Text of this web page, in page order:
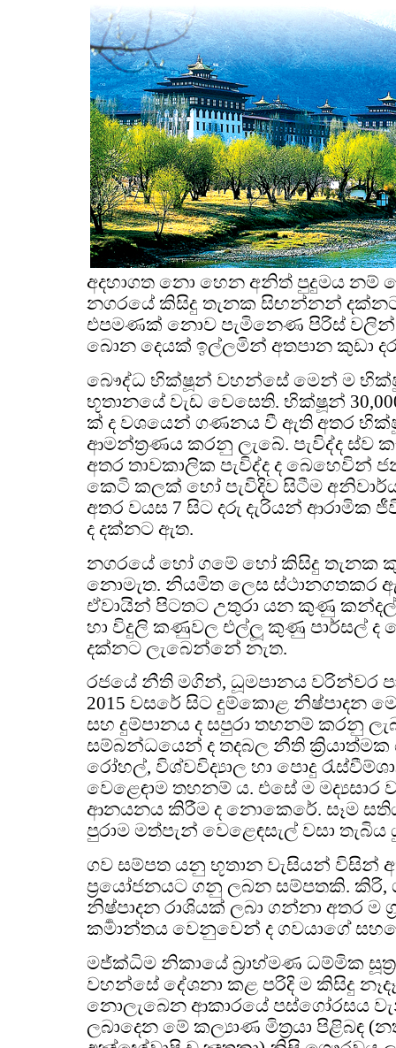
අදහාගත නො හෙන අනිත් පුදුමය නම්
නගරයේ කිසිදු තැනක සිඟන්නන්
එපමණක් නොව පැමිනෙණ පිරිස්
බොන දෙයක් ඉල්ලමින් අතපාන කුඩා දරු
බෞද්ධ භික්ෂූන් වහන්සේ මෙන් ම
භූතානයේ වැඩ වෙසෙති. භික්ෂූන්
ක් ද වශයෙන් ගණනය වී ඇති අතර
ආමන්ත්‍රණය කරනු ලැබේ. පැවිද්ද ස්ව
අතර තාවකාලික පැවිද්ද ද බෙහෙවින්
කෙටි කලක් හෝ පැවිදිව සිටීම
අතර වයස 7 සිට දරු දැරියන් ආරාමික
ද දක්නට ඇත.
නගරයේ හෝ ගමේ හෝ කිසිදු තැනක
නොමැත. නියමිත ලෙස ස්ථානගතකර
ඒවායින් පිටතට උතුරා යන කුණු කන්දල්
හා විදුලි කණුවල එල්ලූ කුණු පාර්සල් ද
දක්නට ලැබෙන්නේ නැත.
රජයේ නීති මගින්, ධූමපානය වරින්වර
2015 වසරේ සිට දුම්කොළ නිෂ්පාදන
සහ දුම්පානය ද සපුරා තහනම් කරනු
සම්බන්ධයෙන් ද තදබල නීති ක්‍රියාත්මක
රෝහල්, විශ්වවිද්‍යාල හා පොදු
වෙළෙඳාම තහනම් ය. එසේ ම මද්‍යසාර
ආනයනය කිරීම ද නොකෙරේ. සෑම
පුරාම මත්පැන් වෙළෙඳසැල් වසා තැබිය
ගව සම්පත යනු භූතාන වැසියන් විසින්
ප්‍රයෝජනයට ගනු ලබන සම්පතකි. කිරි,
නිෂ්පාදන රාශියක් ලබා ගන්නා අතර ම
කර්‍මාන්තය වෙනුවෙන් ද ගවයාගේ
මජ්ක්‍ධිම නිකායේ බ්‍රාහ්මණ ධම්මික
වහන්සේ දේශනා කළ පරිදි ම කිසිදු
නොලැබෙන ආකාරයේ පස්ගෝරසය
ලබාදෙන මේ කල්‍යාණ මිත්‍රයා පිළිබඳ